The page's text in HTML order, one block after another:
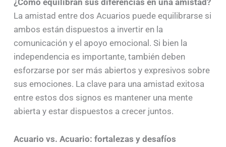
¿Cómo equilibran sus diferencias en una amistad?
La amistad entre dos Acuarios puede equilibrarse si
ambos están dispuestos a invertir en la
comunicación y el apoyo emocional. Si bien la
independencia es importante, también deben
esforzarse por ser más abiertos y expresivos sobre
sus emociones. La clave para una amistad exitosa
entre estos dos signos es mantener una mente
abierta y estar dispuestos a crecer juntos.
Acuario vs. Acuario: fortalezas y desafíos